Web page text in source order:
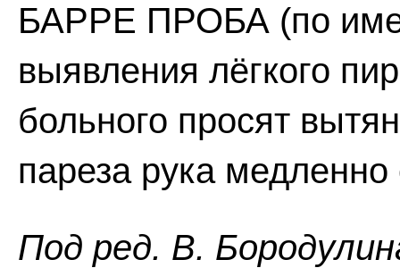
БАРРЕ ПРОБА (по
выявления лёгкого
больного просят
пареза рука медленно
Пoд peд. B.